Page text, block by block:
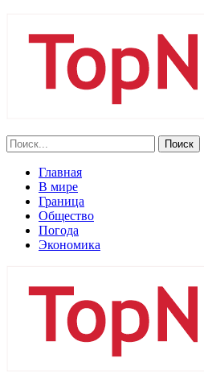
Главная
В мире
Граница
Общество
Погода
Экономика